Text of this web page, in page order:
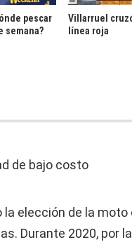
pescar
semana?
Villarruel
línea roja
de bajo costo
la elección de la
Durante 2020, por